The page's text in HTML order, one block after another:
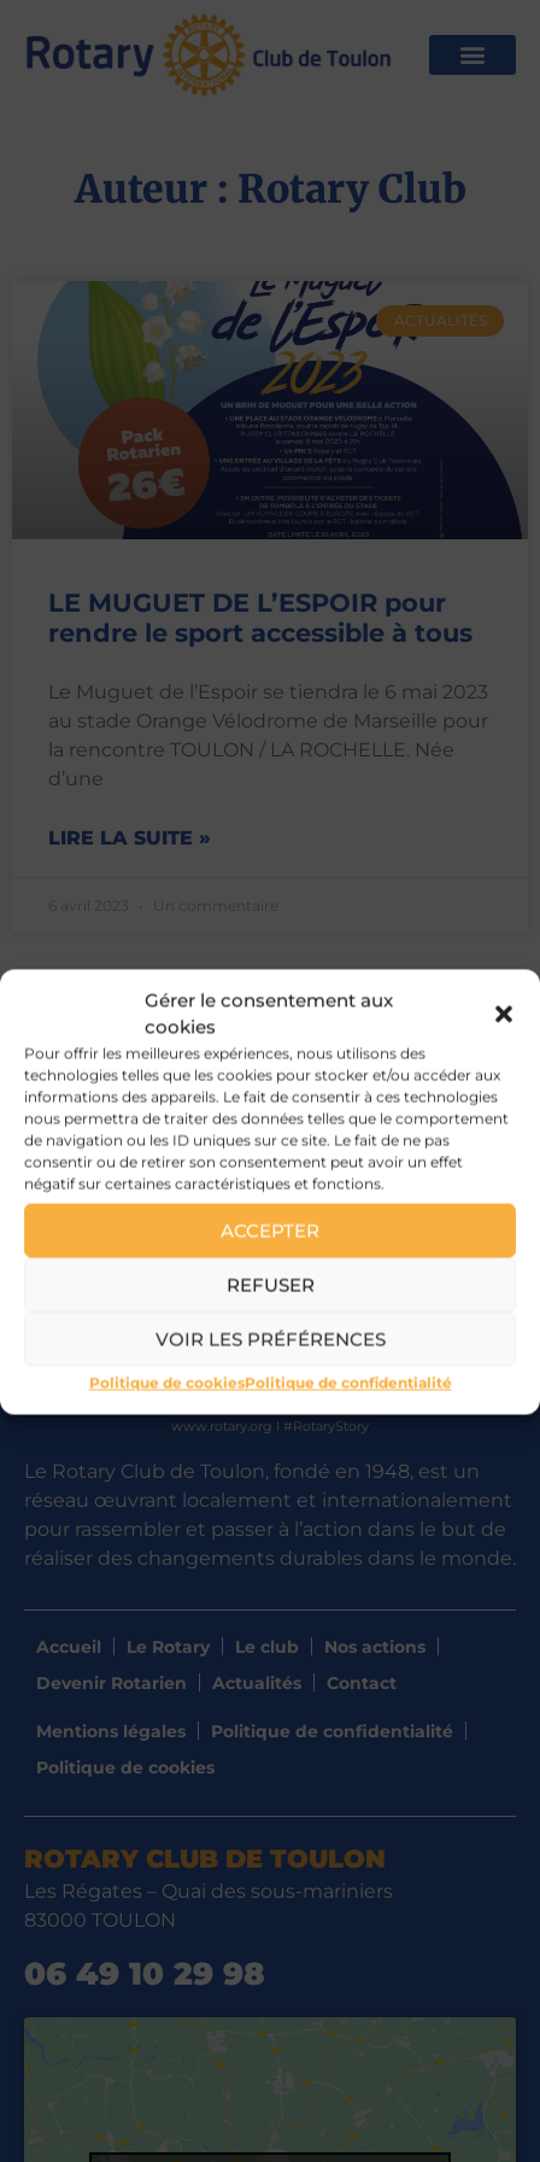
Gérer le consentement aux
cookies
Pour offrir les meilleures expériences, nous utilisons des
technologies telles que les cookies pour stocker et/ou accéder aux
informations des appareils. Le fait de consentir à ces technologies
nous permettra de traiter des données telles que le comportement
de navigation ou les ID uniques sur ce site. Le fait de ne pas
consentir ou de retirer son consentement peut avoir un effet
négatif sur certaines caractéristiques et fonctions.
ACCEPTER
REFUSER
VOIR LES PRÉFÉRENCES
Politique de cookiesPolitique de confidentialité
Auteur : Rotary Club
ACTUALITÉS
LE MUGUET DE L’ESPOIR pour
rendre le sport accessible à tous
Le Muguet de l’Espoir se tiendra le 6 mai 2023
au stade Orange Vélodrome de Marseille pour
la rencontre TOULON / LA ROCHELLE. Née
d’une
LIRE LA SUITE »
6 avril 2023 Un commentaire
Suivez-nous sur les réseaux sociaux
www.rotary.org I #RotaryStory
Le Rotary Club de Toulon, fondé en 1948, est un
réseau œuvrant localement et internationalement
pour rassembler et passer à l’action dans le but de
réaliser des changements durables dans le monde.
Accueil Le Rotary Le club
Nos actions
Devenir Rotarien
Actualités Contact
Mentions légales
Politique de confidentialité
Politique de cookies
ROTARY CLUB DE TOULON
Les Régates – Quai des sous-mariniers
83000 TOULON
06 49 10 29 98